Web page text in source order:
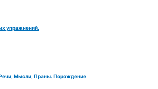
упражнений.
Мысли, Праны. Порождение